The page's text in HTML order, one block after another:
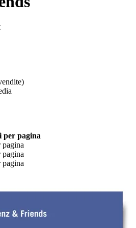
per pagina
pagina
pagina
pagina